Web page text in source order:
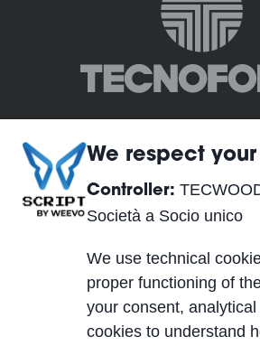
TECWOOD ITALIA S.r.l.
Località Cusona, 53037 San
Sede operativa:
Crespellano (BO), ITALY
We respect
Controller:
Società a Socio unico
We use technical
proper functioning of
your consent,
cookies to understand